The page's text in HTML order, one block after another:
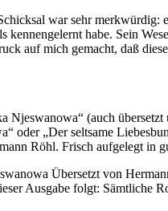
war sehr merkwürdig:
kennengelernt habe. Sein
auf mich gemacht, daß
Njeswanowa“ (auch
oder „Der seltsame
Röhl. Frisch aufgelegt in
Übersetzt von
Ausgabe folgt: Sämtliche